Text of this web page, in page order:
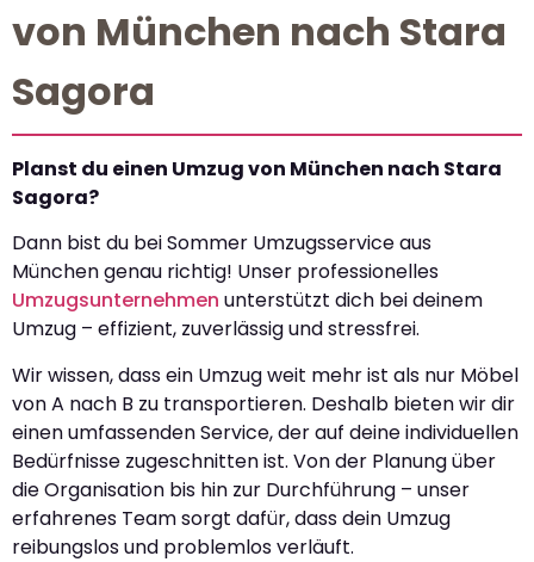
von München nach Stara
Sagora
Planst du einen Umzug von München nach Stara
Sagora?
Dann bist du bei Sommer Umzugsservice aus
München genau richtig! Unser professionelles
Umzugsunternehmen unterstützt dich bei deinem
Umzug – effizient, zuverlässig und stressfrei.
Wir wissen, dass ein Umzug weit mehr ist als nur Möbel
von A nach B zu transportieren. Deshalb bieten wir dir
einen umfassenden Service, der auf deine individuellen
Bedürfnisse zugeschnitten ist. Von der Planung über
die Organisation bis hin zur Durchführung – unser
erfahrenes Team sorgt dafür, dass dein Umzug
reibungslos und problemlos verläuft.